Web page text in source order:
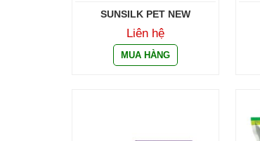
SUNSILK PET NEW
Liên hệ